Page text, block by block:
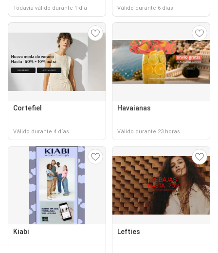
Todavía válido durante 1 día Válido durante 6 días
Cortefiel
Válido durante 4 días
Havaianas
Válido durante 23 horas
Kiabi Lefties